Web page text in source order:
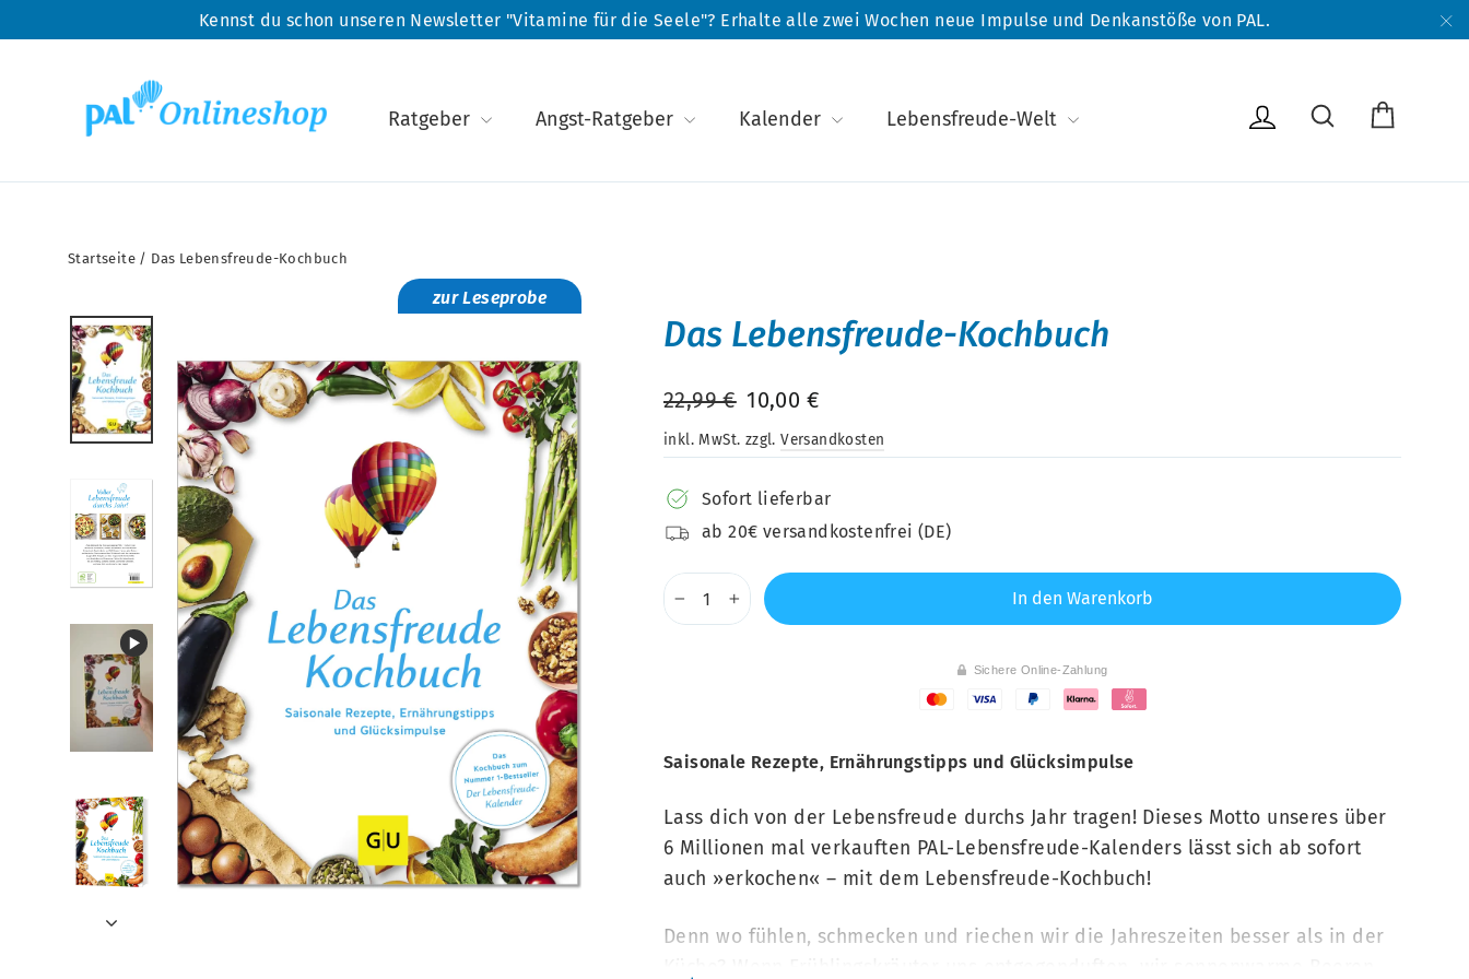
zum
Kennst du schon unseren Newsletter "Vitamine für die Seele"? Erhalte alle zwei Wochen neue Impulse und Denkanstöße von PAL.
Ratgeber Angst-Ratgeber Kalender Lebensfreude-Welt EinloggenSuche
Startseite / Das Lebensfreude-Kochbuch
zur Leseprobe
Das Lebensfreude-Kochbuch
Normaler
22,99 € Sonderpreis
10,00 €
inkl. MwSt. zzgl.Versandkosten
Sofort lieferbar
ab 20€ versandkostenfrei (DE)
In den Warenkorb
Sichere Online-Zahlung
Saisonale Rezepte, Ernährungstipps und Glücksimpulse
Lass dich von der Lebensfreude durchs Jahr tragen! Dieses Motto unseres über
6 Millionen mal verkauften PAL-Lebensfreude-Kalenders lässt sich ab sofort
auch »erkochen« – mit dem Lebensfreude-Kochbuch!
Denn wo fühlen, schmecken und riechen wir die Jahreszeiten besser als in der